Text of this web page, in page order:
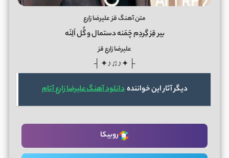
متن آهنگ قز علیرضا زارع
بیر قِز گِردِم چَمَنه دستمال و گُل اَلِنَه
علیرضا زارع قز
├ ✦♪♫♪✦ ┤
دیگر آثار این خوانندهدانلود آهنگ علیرضا زارع آتام
روبیکا